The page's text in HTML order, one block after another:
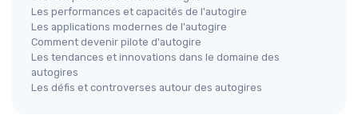
Les performances et capacités de l'autogire
Les applications modernes de l'autogire
Comment devenir pilote d'autogire
Les tendances et innovations dans le domaine des
autogires
Les défis et controverses autour des autogires